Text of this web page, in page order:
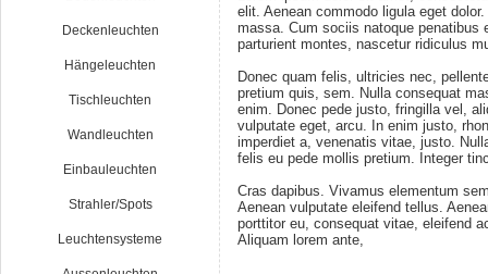
Deckenleuchten
Hängeleuchten
Tischleuchten
Wandleuchten
Einbauleuchten
Strahler/Spots
Leuchtensysteme
elit. Aenean commodo ligula eget dolor.
massa. Cum sociis natoque penatibus
parturient montes, nascetur ridiculus
Donec quam felis, ultricies nec,
pretium quis, sem. Nulla consequat
enim. Donec pede justo, fringilla vel,
vulputate eget, arcu. In enim justo,
imperdiet a, venenatis vitae, justo.
felis eu pede mollis pretium. Integer
Cras dapibus. Vivamus elementum
Aenean vulputate eleifend tellus.
porttitor eu, consequat vitae, eleifend
Aliquam lorem ante,